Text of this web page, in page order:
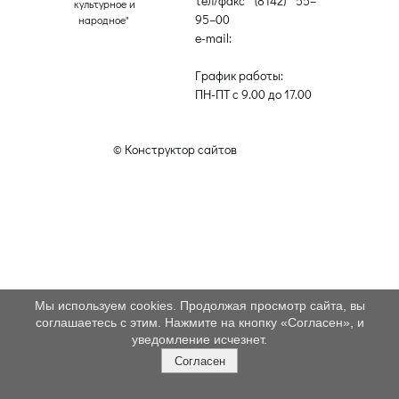
культурное и
народное"
95–00
e-mail:
График работы:
ПН-ПТ с 9.00 до 17.00
© Конструктор сайтов
Мы используем cookies. Продолжая просмотр сайта, вы
соглашаетесь с этим. Нажмите на кнопку «Согласен», и
уведомление исчезнет.
Согласен